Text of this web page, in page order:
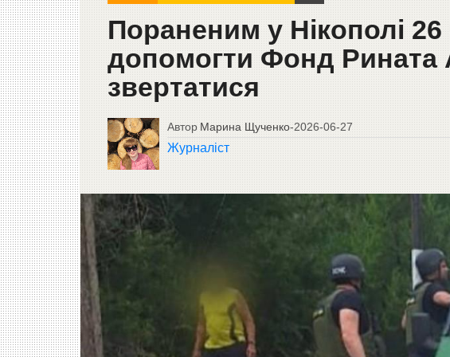
Пораненим у Нікополі
допомогти Фонд Рината
звертатися
Автор Марина Щученко-2026-06-27
Журналіст